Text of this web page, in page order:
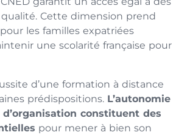
Cette dimension prend
les familles expatriées
une scolarité française pour
d’une formation à distance
prédispositions. L’autonomie
constituent des
pour mener à bien son